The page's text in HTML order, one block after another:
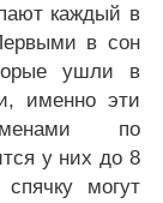
каждый в
в сон
ушли в
именно эти
по
у них до 8
могут